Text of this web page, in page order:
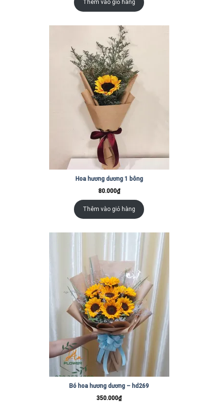
Thêm vào giỏ hàng
Hoa hương dương 1 bông
80.000₫
Thêm vào giỏ hàng
Bó hoa hương dương – hd269
350.000₫